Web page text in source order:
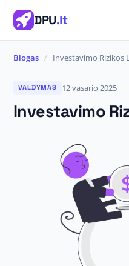
DPU.lt
Blogas / Investavimo Rizikos
VALDYMAS 12 vasario 2025
Investavimo